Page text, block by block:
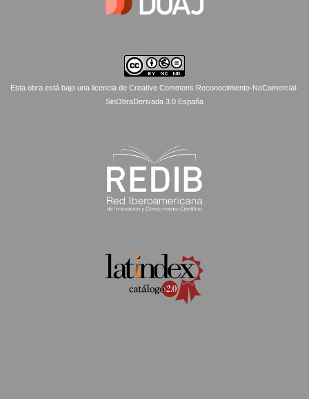
Esta obra está bajo una licencia de Creative Commons Reconocimiento-NoComercial-
SinObraDerivada 3.0 España